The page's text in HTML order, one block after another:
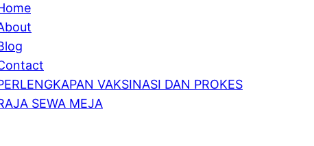
VAKSINASI DAN PROKES
SEWA MEJA